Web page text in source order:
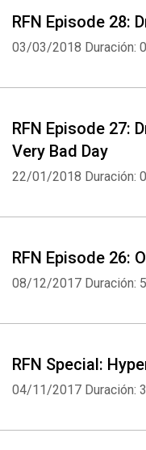
RFN Episode 28:
03/03/2018 Duración:
RFN Episode 27:
Very Bad Day
22/01/2018 Duración:
RFN Episode 26:
08/12/2017 Duración:
RFN Special:
04/11/2017 Duración: